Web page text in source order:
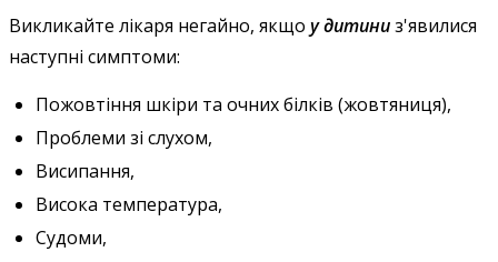
Викликайте лікаря негайно, якщо удитиниз'явилися
наступні симптоми:
Пожовтіння шкіри та очних білків (жовтяниця),
Проблеми зі слухом,
Висипання,
Висока температура,
Судоми,